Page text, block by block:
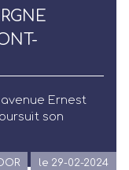
Ernest
son
le 29-02-2024